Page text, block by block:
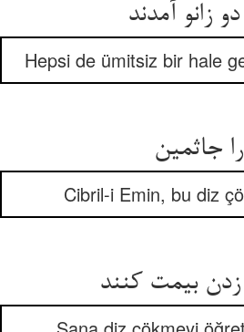
زانو آمدند
Hepsi de ümitsiz bir hale
Cibril-i Emin, bu diz
بیمت کنند